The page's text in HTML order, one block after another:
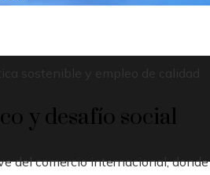
sostenible y empleo de calidad
y desafío social
del comercio internacional,